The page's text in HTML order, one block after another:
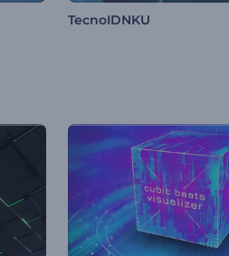
TecnoIDNKU